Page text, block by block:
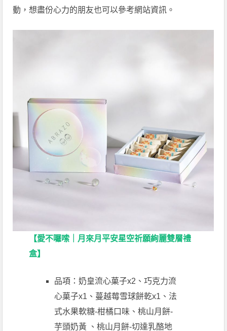
動，想盡份心力的朋友也可以參考網站資訊。
【愛不囉嗦｜月來月平安星空祈願絢麗雙層禮
盒】
品項：奶皇流心菓子x2、巧克力流
心菓子x1、蔓越莓雪球餅乾x1、法
式水果軟糖-柑橘口味、桃山月餅-
芋頭奶黃 、桃山月餅-切達乳酪地